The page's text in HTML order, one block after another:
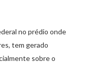
no prédio onde
tem gerado
sobre o